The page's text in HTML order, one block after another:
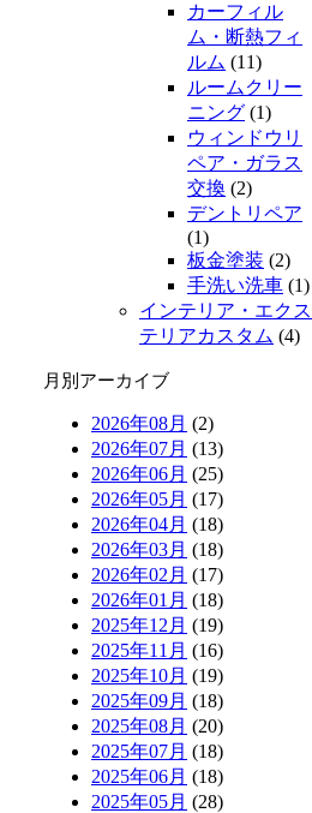
カーフィル
ム・断熱フィ
ルム (11)
ルームクリー
ニング (1)
ウィンドウリ
ペア・ガラス
交換 (2)
デントリペア
(1)
板金塗装 (2)
手洗い洗車 (1)
インテリア・エクス
テリアカスタム (4)
月別アーカイブ
2026年08月 (2)
2026年07月 (13)
2026年06月 (25)
2026年05月 (17)
2026年04月 (18)
2026年03月 (18)
2026年02月 (17)
2026年01月 (18)
2025年12月 (19)
2025年11月 (16)
2025年10月 (19)
2025年09月 (18)
2025年08月 (20)
2025年07月 (18)
2025年06月 (18)
2025年05月 (28)